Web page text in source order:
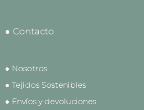
● Contacto
● Nosotros
● Tejidos Sostenibles
● Envíos y devoluciones